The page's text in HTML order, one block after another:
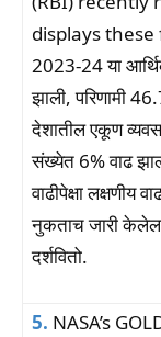
displays
2023-24 या आर्थिक
झाली, परिणामी
देशातील एकूण
संख्येत 6% वाढ
वाढीपेक्षा
नुकताच जारी
दर्शवितो.
5. NASA’s